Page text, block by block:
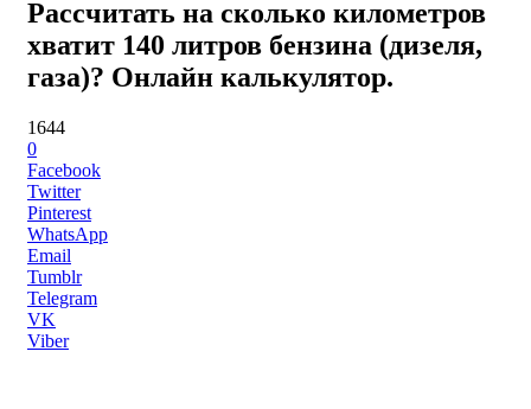
Рассчитать на сколько километров
хватит 140 литров бензина (дизеля,
газа)? Онлайн калькулятор.
1644
0
Facebook
Twitter
Pinterest
WhatsApp
Email
Tumblr
Telegram
VK
Viber